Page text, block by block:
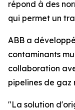
répond à des
qui permet un
ABB a
contaminants
collaboration
pipelines de gaz
"La solution